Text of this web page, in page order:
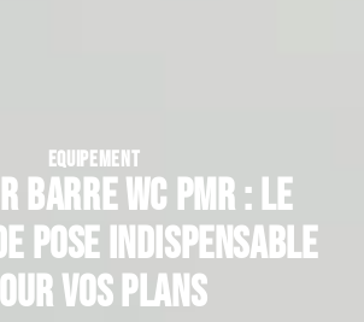
EQUIPEMENT
barre WC PMR : le
pose indispensable
vos plans